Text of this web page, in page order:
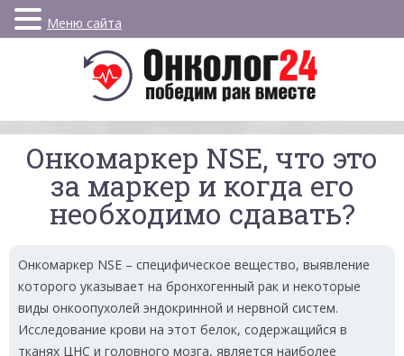
Онкомаркер NSE, что это
за маркер и когда его
необходимо сдавать?
Онкомаркер NSE – специфическое вещество, выявление
которого указывает на бронхогенный рак и некоторые
виды онкоопухолей эндокринной и нервной систем.
Исследование крови на этот белок, содержащийся в
тканях ЦНС и головного мозга, является наиболее
Меню сайта